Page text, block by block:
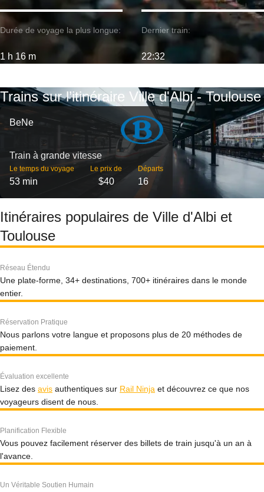
Durée de voyage la plus longue:
1 h 16 m
Dernier train:
22:32
Trains sur l’itinéraire Ville d'Albi - Toulouse
BeNe
Train à grande vitesse
Le temps du voyage
53 min
Le prix de
$40
Départs
16
Itinéraires populaires de Ville d'Albi et
Toulouse
Réseau Étendu
Une plate-forme, 34+ destinations, 700+ itinéraires dans le monde
entier.
Réservation Pratique
Nous parlons votre langue et proposons plus de 20 méthodes de
paiement.
Évaluation excellente
Lisez des avis authentiques sur Rail Ninja et découvrez ce que nos
voyageurs disent de nous.
Planification Flexible
Vous pouvez facilement réserver des billets de train jusqu'à un an à
l'avance.
Un Véritable Soutien Humain